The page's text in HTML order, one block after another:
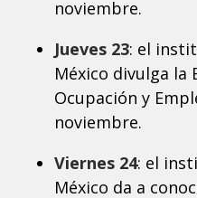
noviembre.
Jueves 23: el
México divulga la
Ocupación y
noviembre.
Viernes 24: el
México da a